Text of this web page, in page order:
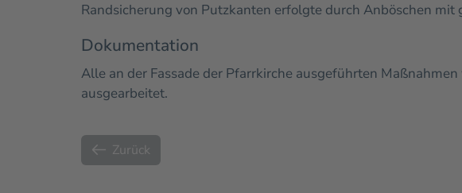
Randsicherung von Putzkanten erfolgte durch Anböschen mit
Dokumentation
Alle an der Fassade der Pfarrkirche ausgeführten
ausgearbeitet.
Zurück